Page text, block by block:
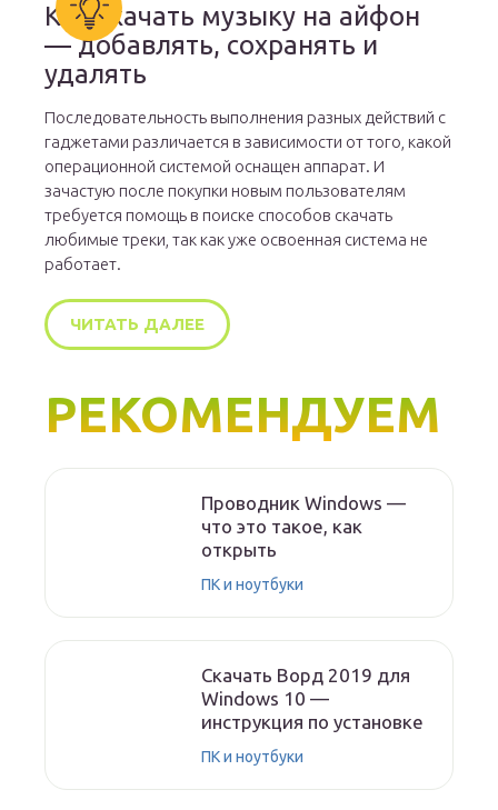
Как скачать музыку на айфон
— добавлять, сохранять и
удалять
Последовательность выполнения разных действий с
гаджетами различается в зависимости от того, какой
операционной системой оснащен аппарат. И
зачастую после покупки новым пользователям
требуется помощь в поиске способов скачать
любимые треки, так как уже освоенная система не
работает.
ЧИТАТЬ ДАЛЕЕ
РЕКОМЕНДУЕМ
Проводник Windows —
что это такое, как
открыть
ПК и ноутбуки
Скачать Ворд 2019 для
Windows 10 —
инструкция по установке
ПК и ноутбуки